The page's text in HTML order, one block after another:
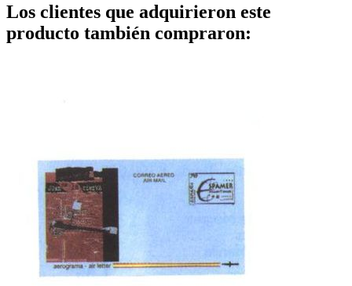
Los clientes que adquirieron este
producto también compraron: